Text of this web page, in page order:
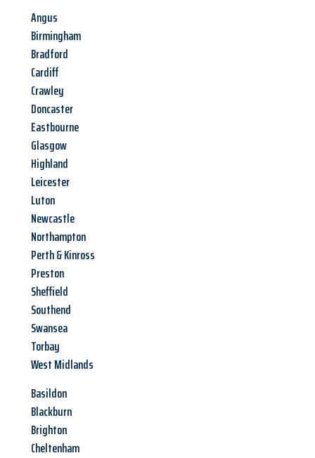
Angus
Birmingham
Bradford
Cardiff
Crawley
Doncaster
Eastbourne
Glasgow
Highland
Leicester
Luton
Newcastle
Northampton
Perth & Kinross
Preston
Sheffield
Southend
Swansea
Torbay
West Midlands
Basildon
Blackburn
Brighton
Cheltenham